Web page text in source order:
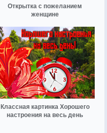
Открытка с пожеланием
женщине
Классная картинка Хорошего
настроения на весь день